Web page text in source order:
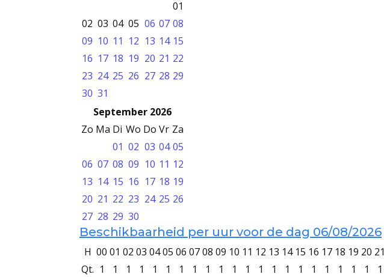
01
02 03 04 05 06 07 08
09 10 11 12 13 14 15
16 17 18 19 20 21 22
23 24 25 26 27 28 29
30 31
September 2026
Zo Ma Di Wo Do Vr Za
01 02 03 04 05
06 07 08 09 10 11 12
13 14 15 16 17 18 19
20 21 22 23 24 25 26
27 28 29 30
Beschikbaarheid per uur voor de dag 06/08/2026
H 00 01 02 03 0405 06 0708 09 10 11 12 13 14 15 16 17 18 19 20 21
Qt. 1 1 1 1 1 1 1 1 1 1 1 1 1 1 1 1 1 1 1 1 1 1